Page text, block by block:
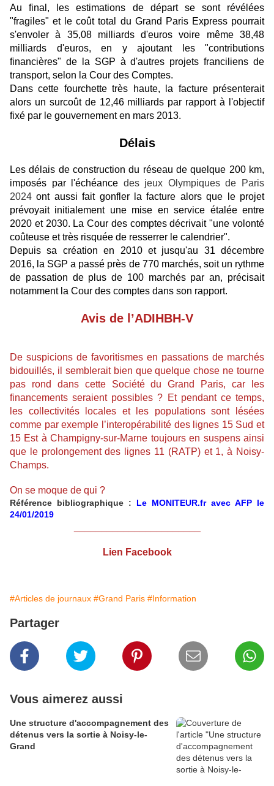
Au final, les estimations de départ se sont révélées
"fragiles" et le coût total du Grand Paris Express pourrait
s'envoler à 35,08 milliards d'euros voire même 38,48
milliards d'euros, en y ajoutant les "contributions
financières" de la SGP à d'autres projets franciliens de
transport, selon la Cour des Comptes.
Dans cette fourchette très haute, la facture présenterait
alors un surcoût de 12,46 milliards par rapport à l'objectif
fixé par le gouvernement en mars 2013.
Délais
Les délais de construction du réseau de quelque 200 km,
imposés par l'échéance des jeux Olympiques de Paris
2024 ont aussi fait gonfler la facture alors que le projet
prévoyait initialement une mise en service étalée entre
2020 et 2030. La Cour des comptes décrivait "une volonté
coûteuse et très risquée de resserrer le calendrier".
Depuis sa création en 2010 et jusqu'au 31 décembre
2016, la SGP a passé près de 770 marchés, soit un rythme
de passation de plus de 100 marchés par an, précisait
notamment la Cour des comptes dans son rapport.
Avis de l’ADIHBH-V
De suspicions de favoritismes en passations de marchés
bidouillés, il semblerait bien que quelque chose ne tourne
pas rond dans cette Société du Grand Paris, car les
financements seraient possibles ? Et pendant ce temps,
les collectivités locales et les populations sont lésées
comme par exemple l’interopérabilité des lignes 15 Sud et
15 Est à Champigny-sur-Marne toujours en suspens ainsi
que le prolongement des lignes 11 (RATP) et 1, à Noisy-
Champs.
On se moque de qui ?
Référence bibliographique : Le MONITEUR.fr avec AFP le
24/01/2019
Lien Facebook
#Articles de journaux #Grand Paris #Information
Partager
Vous aimerez aussi
Une structure d'accompagnement des
détenus vers la sortie à Noisy-le-
Grand